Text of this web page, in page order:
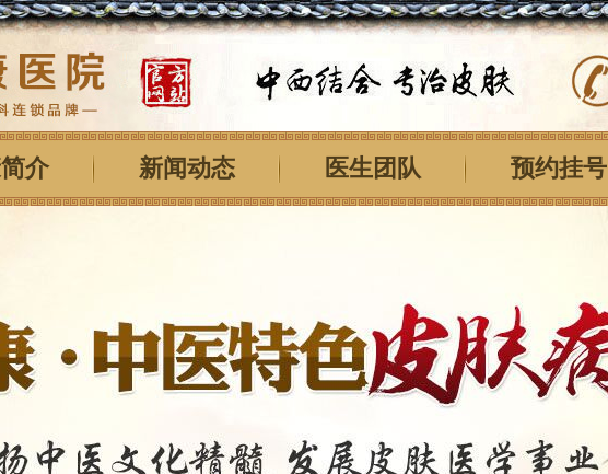
介 新闻动态 医生团队 预约挂号